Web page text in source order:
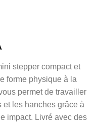
Le
actuel
est :
85.000 CFA.
stepper compact et
forme physique à la
permet de travailler
et les hanches grâce à
impact. Livré avec des